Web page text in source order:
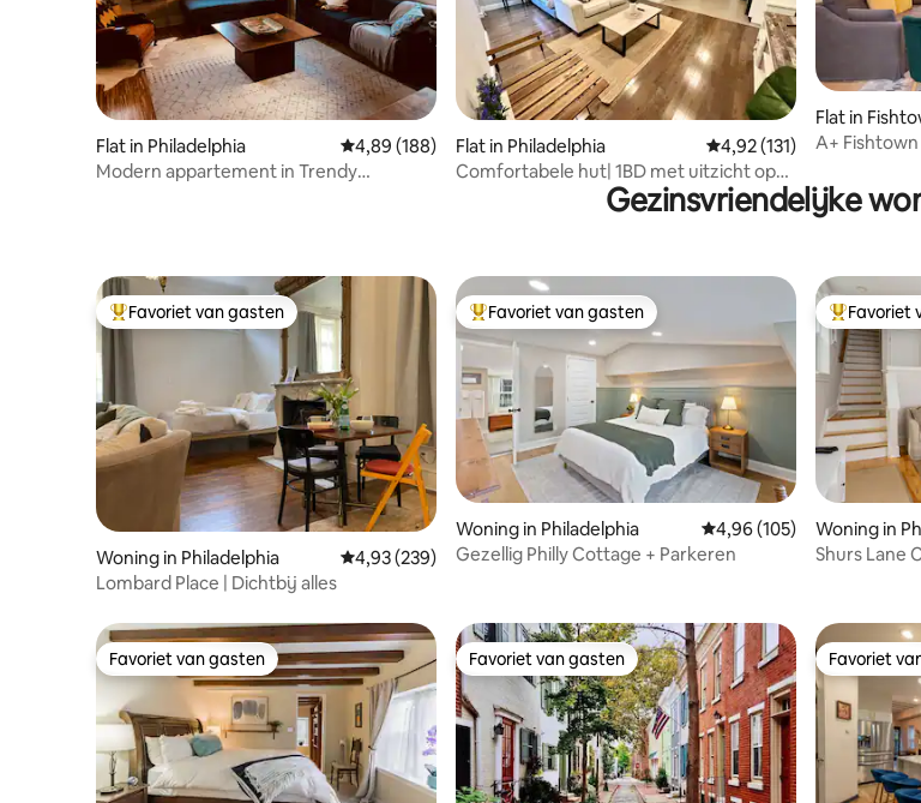
Flat in Philadelphia Gemiddelde beoordeling van 4,89 op 5, 188 recensies
4,89 (188)
Modern appartement in Trendy
Flat in Philadelphia Gemiddelde beoordeling
4,92 (131)
Comfortabele hut| 1BD met uitzicht op
de stad in het centrum van de stad
Flat in
A+
Gezinsvriendelijke
Topfavoriet van gasten
Favoriet van gasten
Woning in Philadelphia Gemiddelde beoordeling van 4,93 op 5, 239 recensies
4,93 (239)
Lombard Place | Dichtbij alles
Topfavoriet van gasten
Favoriet van gasten
Woning in Philadelphia Gemiddelde beoordeling
4,96 (105)
Gezellig Philly Cottage + Parkeren
Favoriet
Woning in
Shurs Lane
Favoriet van gasten
Favoriet van gasten Favoriet van gasten
Favoriet van gasten Favoriet
Favoriet